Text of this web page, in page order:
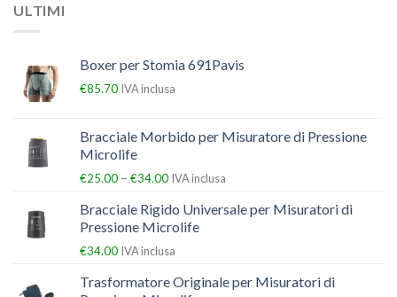
ULTIMI
Boxer per Stomia 691Pavis
€85.70 IVA inclusa
Bracciale Morbido per Misuratore di Pressione
Microlife
€25.00 – €34.00 IVA inclusa
Bracciale Rigido Universale per Misuratori di
Pressione Microlife
€34.00 IVA inclusa
Trasformatore Originale per Misuratori di